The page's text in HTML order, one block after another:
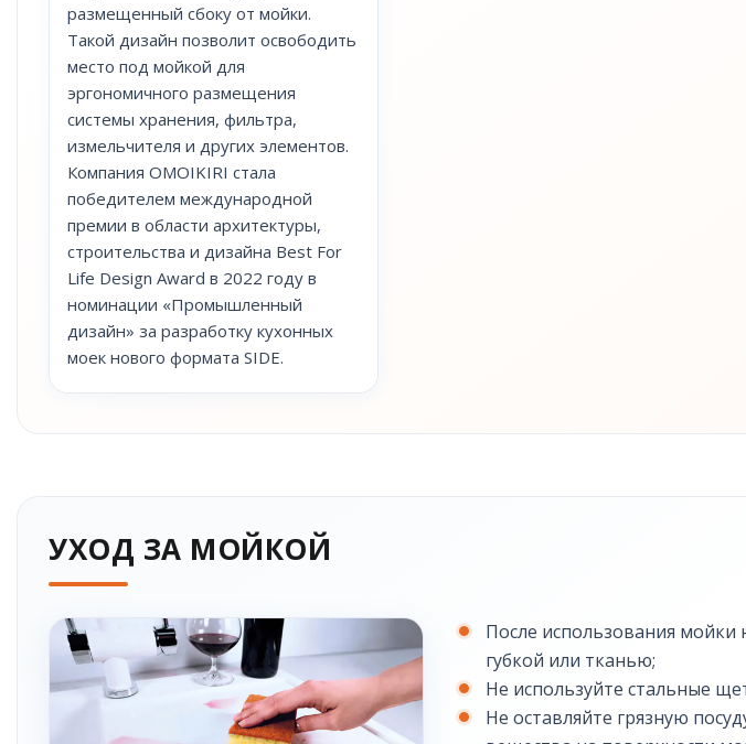
размещенный сбоку от мойки.
Такой дизайн позволит освободить
место под мойкой для
эргономичного размещения
системы хранения, фильтра,
измельчителя и других элементов.
Компания OMOIKIRI стала
победителем международной
премии в области архитектуры,
строительства и дизайна Best For
Life Design Award в 2022 году в
номинации «Промышленный
дизайн» за разработку кухонных
моек нового формата SIDE.
УХОД ЗА МОЙКОЙ
После использования мойки
губкой или тканью;
Не используйте стальные
Не оставляйте грязную